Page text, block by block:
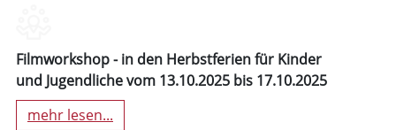
Filmworkshop - in den Herbstferien für Kinder
und Jugendliche vom 13.10.2025 bis 17.10.2025
mehr lesen...